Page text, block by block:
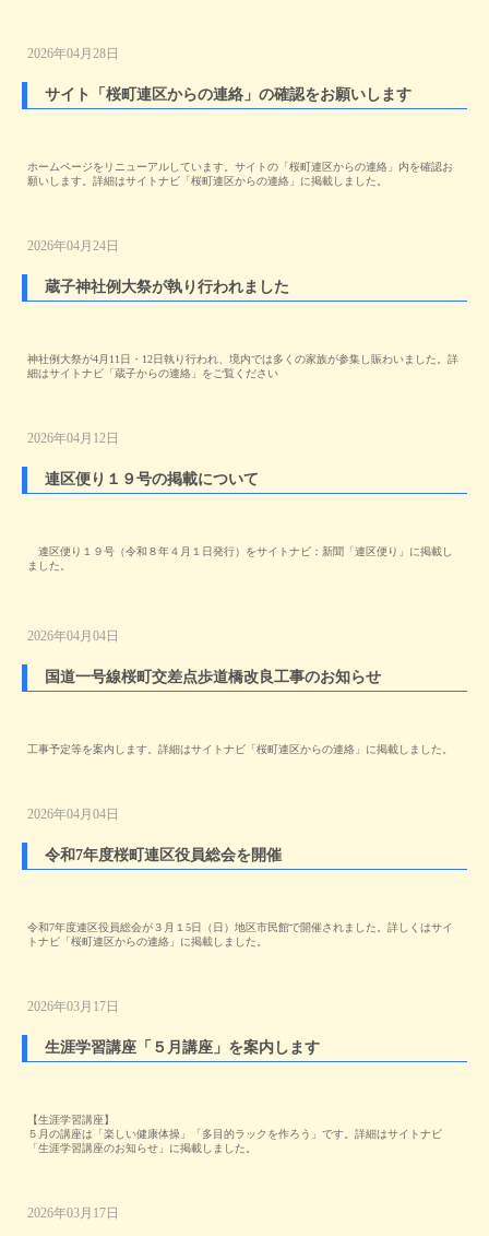
2026年04月28日
サイト「桜町連区からの連絡」の確認をお願いします
ホームページをリニューアルしています。サイトの「桜町連区からの連絡」内を確認お
願いします。詳細はサイトナビ「桜町連区からの連絡」に掲載しました。
2026年04月24日
蔵子神社例大祭が執り行われました
神社例大祭が4月11日・12日執り行われ、境内では多くの家族が参集し賑わいました。詳
細はサイトナビ「蔵子からの連絡」をご覧ください
2026年04月12日
連区便り１９号の掲載について
連区便り１９号（令和８年４月１日発行）をサイトナビ：新聞「連区便り」に掲載し
ました。
2026年04月04日
国道一号線桜町交差点歩道橋改良工事のお知らせ
工事予定等を案内します。詳細はサイトナビ「桜町連区からの連絡」に掲載しました。
2026年04月04日
令和7年度桜町連区役員総会を開催
令和7年度連区役員総会が３月１5日（日）地区市民館で開催されました。詳しくはサイ
トナビ「桜町連区からの連絡」に掲載しました。
2026年03月17日
生涯学習講座「５月講座」を案内します
【生涯学習講座】
５月の講座は「楽しい健康体操」「多目的ラックを作ろう」です。詳細はサイトナビ
「生涯学習講座のお知らせ」に掲載しました。
2026年03月17日